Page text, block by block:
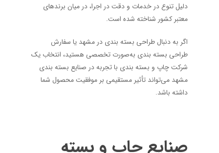
دلیل تنوع در خدمات و دقت در اجرا، در میان برندهای
معتبر کشور شناخته شده است.
اگر به دنبال طراحی بسته بندی در مشهد یا سفارش
طراحی بسته بندی به‌صورت تخصصی هستید، انتخاب یک
شرکت چاپ و بسته بندی با تجربه در صنایع بسته بندی
مشهد می‌تواند تأثیر مستقیمی بر موفقیت محصول شما
داشته باشد.
صنایع چاپ و بسته